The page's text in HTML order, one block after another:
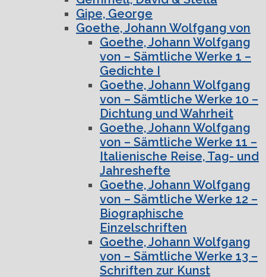
Gipe, George
Goethe, Johann Wolfgang von
Goethe, Johann Wolfgang
von – Sämtliche Werke 1 –
Gedichte I
Goethe, Johann Wolfgang
von – Sämtliche Werke 10 –
Dichtung und Wahrheit
Goethe, Johann Wolfgang
von – Sämtliche Werke 11 –
Italienische Reise, Tag- und
Jahreshefte
Goethe, Johann Wolfgang
von – Sämtliche Werke 12 –
Biographische
Einzelschriften
Goethe, Johann Wolfgang
von – Sämtliche Werke 13 –
Schriften zur Kunst